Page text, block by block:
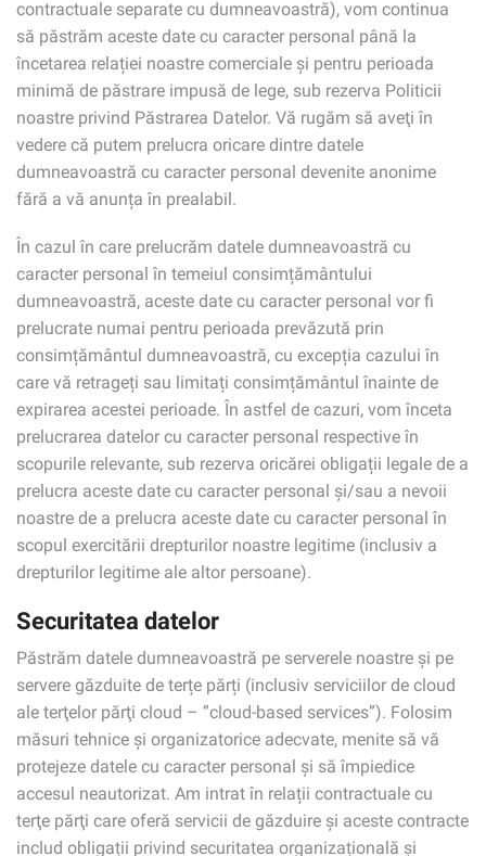
contractuale separate cu dumneavoastră), vom continua
să păstrăm aceste date cu caracter personal până la
încetarea relației noastre comerciale și pentru perioada
minimă de păstrare impusă de lege, sub rezerva Politicii
noastre privind Păstrarea Datelor. Vă rugăm să aveţi în
vedere că putem prelucra oricare dintre datele
dumneavoastră cu caracter personal devenite anonime
fără a vă anunța în prealabil.
În cazul în care prelucrăm datele dumneavoastră cu
caracter personal în temeiul consimțământului
dumneavoastră, aceste date cu caracter personal vor fi
prelucrate numai pentru perioada prevăzută prin
consimțământul dumneavoastră, cu excepția cazului în
care vă retrageți sau limitați consimțământul înainte de
expirarea acestei perioade. În astfel de cazuri, vom înceta
prelucrarea datelor cu caracter personal respective în
scopurile relevante, sub rezerva oricărei obligații legale de a
prelucra aceste date cu caracter personal și/sau a nevoii
noastre de a prelucra aceste date cu caracter personal în
scopul exercitării drepturilor noastre legitime (inclusiv a
drepturilor legitime ale altor persoane).
Securitatea datelor
Păstrăm datele dumneavoastră pe serverele noastre și pe
servere găzduite de terțe părți (inclusiv serviciilor de cloud
ale terţelor părţi cloud – ”cloud-based services”). Folosim
măsuri tehnice și organizatorice adecvate, menite să vă
protejeze datele cu caracter personal și să împiedice
accesul neautorizat. Am intrat în relații contractuale cu
terţe părţi care oferă servicii de găzduire și aceste contracte
includ obligații privind securitatea organizațională și